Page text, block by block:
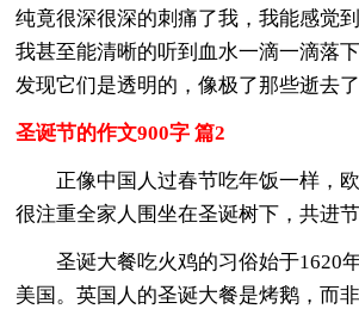
纯竟很深很深的刺痛了我，我能感觉
我甚至能清晰的听到血水一滴一滴落
发现它们是透明的，像极了那些逝去了
圣诞节的作文900字 篇2
正像中国人过春节吃年饭一样，欧
很注重全家人围坐在圣诞树下，共进节
圣诞大餐吃火鸡的习俗始于1620
美国。英国人的圣诞大餐是烤鹅，而